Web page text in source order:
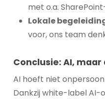
met o.a.
Lokale
voor, ons team
Conclusie: AI,
AI hoeft niet
Dankzij white-label AI-